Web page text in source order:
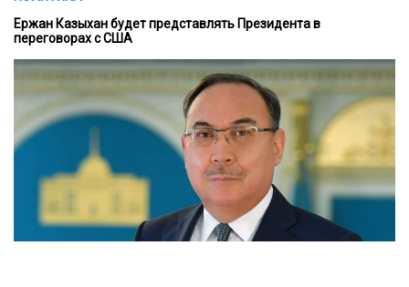
Ержан Казыхан будет представлять Президента в
переговорах с США